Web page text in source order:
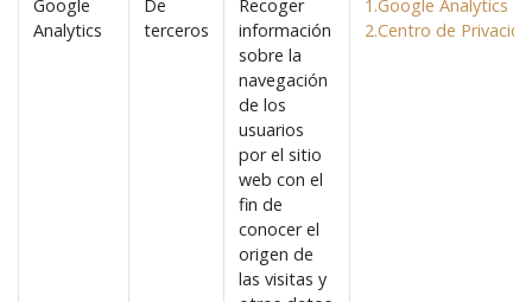
Google
Analytics
De
terceros
Recoger
información
sobre la
navegación
de los
usuarios
por el sitio
web con el
fin de
conocer el
origen de
las visitas y
1.Google Analytics
2.Centro de